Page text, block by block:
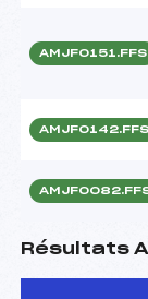
AMJF0151.FFS
AMJF0142.FFS
Résultats